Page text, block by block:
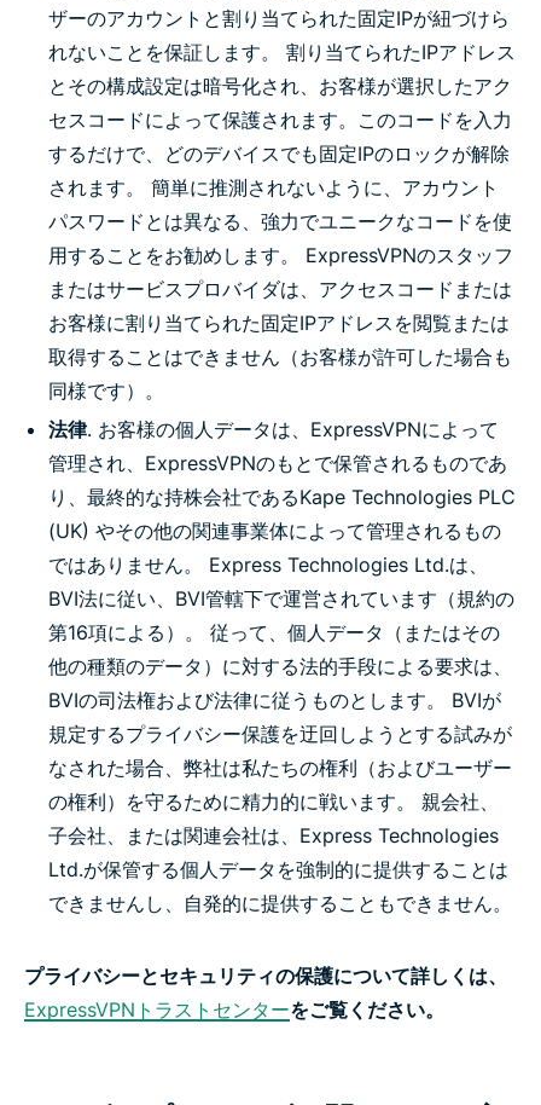
ザーのアカウントと割り当てられた固定IPが紐づけら
れないことを保証します。 割り当てられたIPアドレス
とその構成設定は暗号化され、お客様が選択したアク
セスコードによって保護されます。このコードを入力
するだけで、どのデバイスでも固定IPのロックが解除
されます。 簡単に推測されないように、アカウント
パスワードとは異なる、強力でユニークなコードを使
用することをお勧めします。 ExpressVPNのスタッフ
またはサービスプロバイダは、アクセスコードまたは
お客様に割り当てられた固定IPアドレスを閲覧または
取得することはできません（お客様が許可した場合も
同様です）。
法律. お客様の個人データは、ExpressVPNによって
管理され、ExpressVPNのもとで保管されるものであ
り、最終的な持株会社であるKape Technologies PLC
(UK) やその他の関連事業体によって管理されるもの
ではありません。 Express Technologies Ltd.は、
BVI法に従い、BVI管轄下で運営されています（規約の
第16項による）。 従って、個人データ（またはその
他の種類のデータ）に対する法的手段による要求は、
BVIの司法権および法律に従うものとします。 BVIが
規定するプライバシー保護を迂回しようとする試みが
なされた場合、弊社は私たちの権利（およびユーザー
の権利）を守るために精力的に戦います。 親会社、
子会社、または関連会社は、Express Technologies
Ltd.が保管する個人データを強制的に提供することは
できませんし、自発的に提供することもできません。
プライバシーとセキュリティの保護について詳しくは、
ExpressVPNトラストセンターをご覧ください。